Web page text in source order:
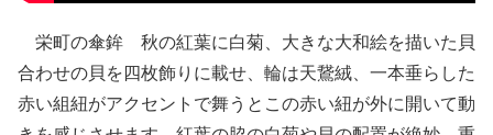
栄町の傘鉾 秋の紅葉に白菊、大きな大和絵を描いた貝
合わせの貝を四枚飾りに載せ、輪は天鵞絨、一本垂らした
赤い組紐がアクセントで舞うとこの赤い紐が外に開いて動